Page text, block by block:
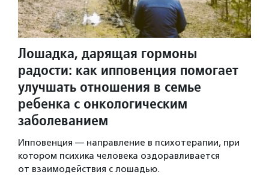
Лошадка, дарящая гормоны
радости: как ипповенция помогает
улучшать отношения в семье
ребенка с онкологическим
заболеванием
Ипповенция — направление в психотерапии, при
котором психика человека оздоравливается
от взаимодействия с лошадью.